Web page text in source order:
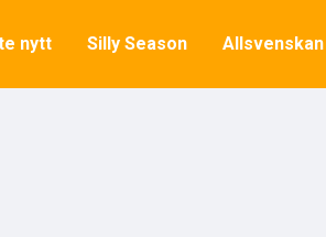
nytt Silly Season Allsvenskan